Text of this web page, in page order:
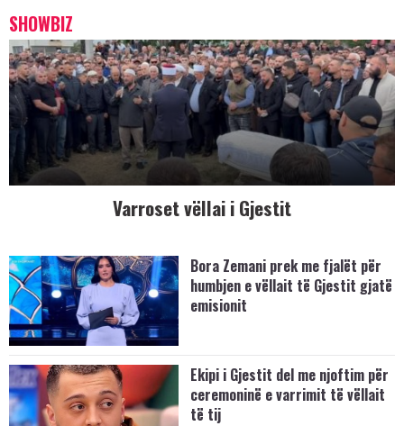
SHOWBIZ
Varroset vëllai i Gjestit
Bora Zemani prek me fjalët për
humbjen e vëllait të Gjestit gjatë
emisionit
Ekipi i Gjestit del me njoftim për
ceremoninë e varrimit të vëllait
të tij